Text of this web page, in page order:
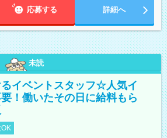
応募する 詳細へ
未読
イベントスタッフ☆人気イ
！働いたその日に給料もら